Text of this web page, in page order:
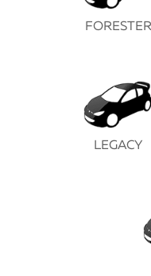
FORESTER
LEGACY